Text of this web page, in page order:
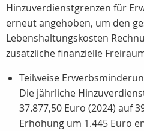
Hinzuverdienstgrenzen für
erneut angehoben, um den
Lebenshaltungskosten
zusätzliche finanzielle
Teilweise
Die jährliche
37.877,50 Euro (2024) auf
Erhöhung um 1.445 Euro